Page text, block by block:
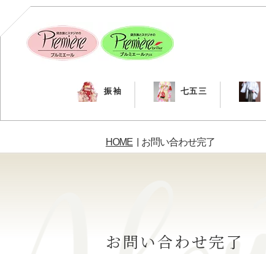
振袖 七五三
HOME お問い合わせ完了
お問い合わせ完了